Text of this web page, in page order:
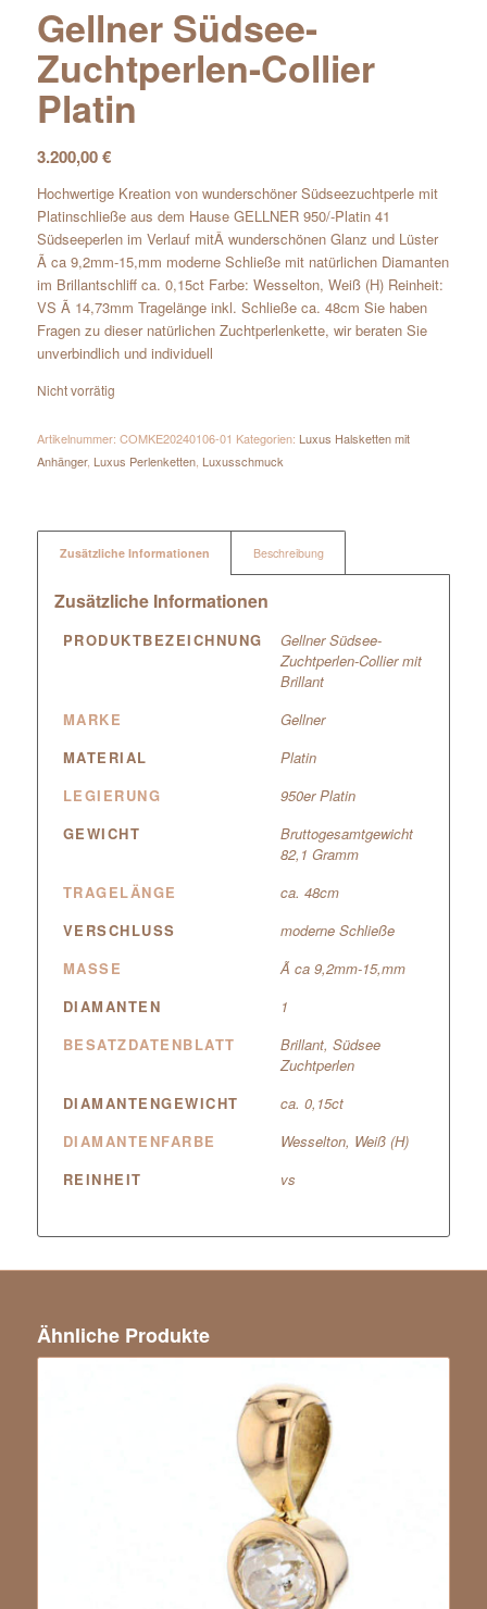
Gellner Südsee-
Zuchtperlen-Collier
Platin
3.200,00€
Hochwertige Kreation von wunderschöner Südseezuchtperle mit
Platinschließe aus dem Hause GELLNER 950/-Platin 41
Südseeperlen im Verlauf mitÂ wunderschönen Glanz und Lüster
Ã ca 9,2mm-15,mm moderne Schließe mit natürlichen Diamanten
im Brillantschliff ca. 0,15ct Farbe: Wesselton, Weiß (H) Reinheit:
VS Ã 14,73mm Tragelänge inkl. Schließe ca. 48cm Sie haben
Fragen zu dieser natürlichen Zuchtperlenkette, wir beraten Sie
unverbindlich und individuell
Nicht vorrätig
Artikelnummer: COMKE20240106-01 Kategorien: Luxus Halsketten mit
Anhänger, Luxus Perlenketten, Luxusschmuck
Zusätzliche Informationen Beschreibung
Zusätzliche Informationen
PRODUKTBEZEICHNUNG
Gellner Südsee-
Zuchtperlen-Collier mit
Brillant
MARKE
Gellner
MATERIAL
Platin
LEGIERUNG
950er Platin
GEWICHT
Bruttogesamtgewicht
82,1 Gramm
TRAGELÄNGE
ca. 48cm
VERSCHLUSS
moderne Schließe
MASSE
Ã ca 9,2mm-15,mm
DIAMANTEN
1
BESATZDATENBLATT
Brillant, Südsee
Zuchtperlen
DIAMANTENGEWICHT
ca. 0,15ct
DIAMANTENFARBE
Wesselton, Weiß (H)
REINHEIT
vs
Ähnliche Produkte